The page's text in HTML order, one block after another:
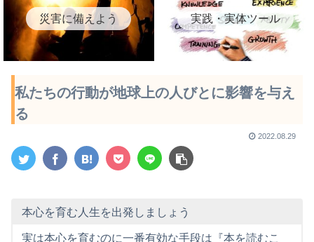
災害に備えよう 実践・実体ツール
私たちの行動が地球上の人びとに影響を与え
る
2022.08.29
本心を育む人生を出発しましょう
実は本心を育むのに一番有効な手段は『本を読むこ